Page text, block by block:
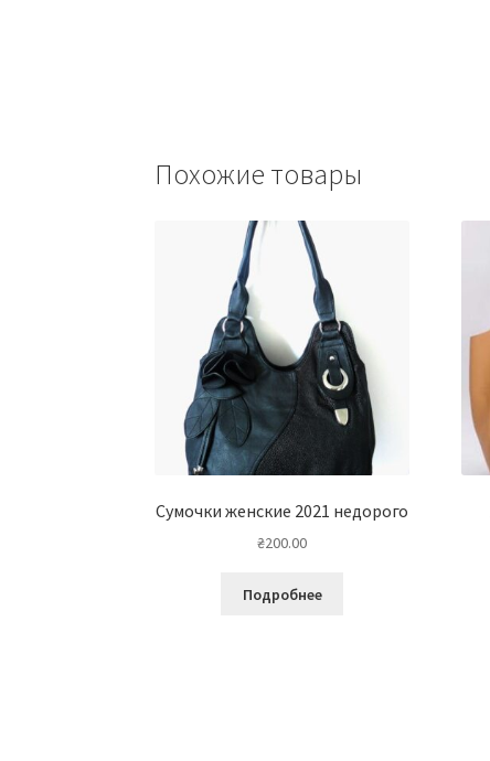
Похожие товары
Сумочки женские 2021 недорого
₴200.00
Подробнее